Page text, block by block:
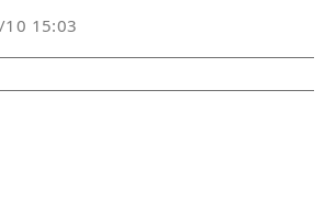
的罪犯剋星，打擊犯罪絕不手軟；
一名變態罪犯，必須靠著花錢找雛
沉的罪惡慾望。這一切雙重的假面人
現行犯逮捕後為之終結。
15:03